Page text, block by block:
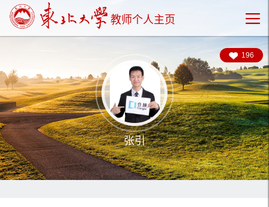
教师个人主页
196
张引